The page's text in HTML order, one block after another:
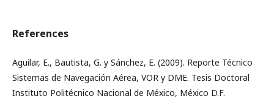
References
Aguilar, E., Bautista, G. y Sánchez, E. (2009). Reporte Técnico
Sistemas de Navegación Aérea, VOR y DME. Tesis Doctoral
Instituto Politécnico Nacional de México, México D.F.